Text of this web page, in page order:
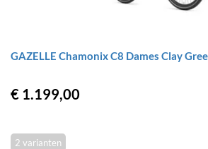
GAZELLE Chamonix C8 Dames Clay
€ 1.199,00
2 varianten